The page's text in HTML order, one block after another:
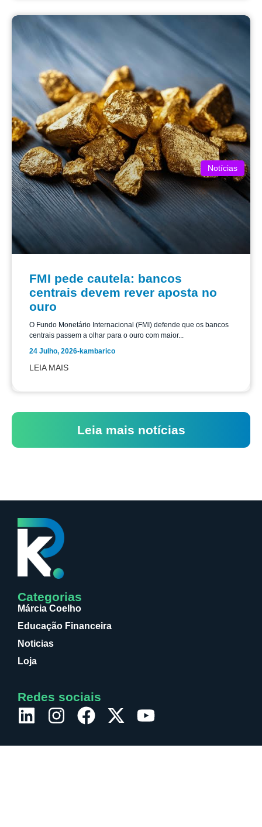
Notícias
FMI pede cautela: bancos
centrais devem rever aposta no
ouro
O Fundo Monetário Internacional (FMI) defende que os bancos
centrais passem a olhar para o ouro com maior...
24 Julho, 2026-kambarico
LEIA MAIS
Leia mais notícias
Categorias
Márcia Coelho
Educação Financeira
Noticias
Loja
Redes sociais